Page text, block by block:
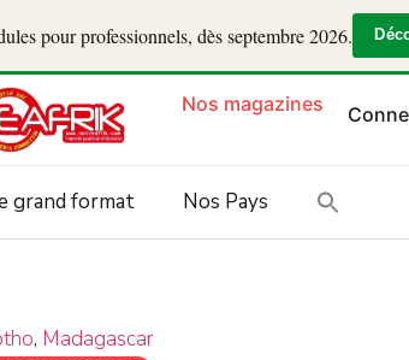
pour professionnels, dès septembre 2026.
Nos magazines
grand format Nos Pays
, Madagascar